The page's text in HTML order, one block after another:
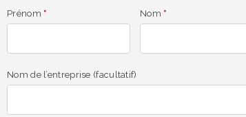
Prénom* Nom*
Nom de l’entreprise (facultatif)Lorem ipsum dolor sit amet,